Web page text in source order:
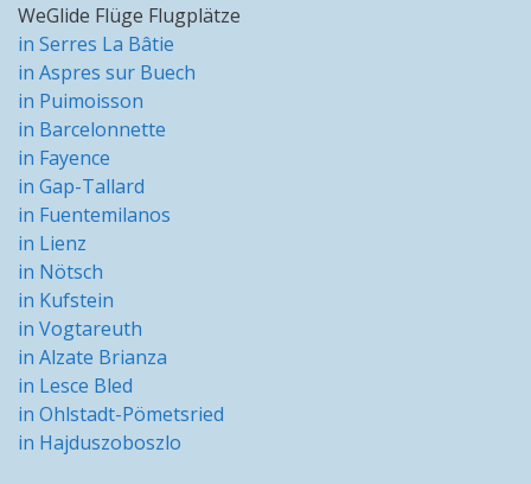
WeGlide Flüge Flugplätze
in Serres La Bâtie
in Aspres sur Buech
in Puimoisson
in Barcelonnette
in Fayence
in Gap-Tallard
in Fuentemilanos
in Lienz
in Nötsch
in Kufstein
in Vogtareuth
in Alzate Brianza
in Lesce Bled
in Ohlstadt-Pömetsried
in Hajduszoboszlo